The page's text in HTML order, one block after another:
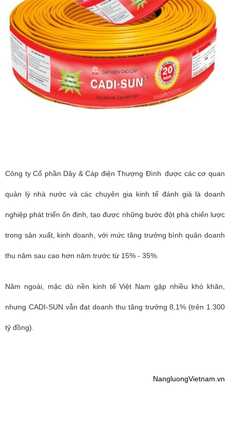
Công ty Cổ phần Dây & Cáp điện Thượng Đình được các cơ quan
quản lý nhà nước và các chuyên gia kinh tế đánh giá là doanh
nghiệp phát triển ổn định, tạo được những bước đột phá chiến lược
trong sản xuất, kinh doanh, với mức tăng trưởng bình quân doanh
thu năm sau cao hơn năm trước từ 15% - 35%.
Năm ngoái, mặc dù nền kinh tế Việt Nam gặp nhiều khó khăn,
nhưng CADI-SUN vẫn đạt doanh thu tăng trưởng 8,1% (trên 1.300
tỷ đồng).
NangluongVietnam.vn